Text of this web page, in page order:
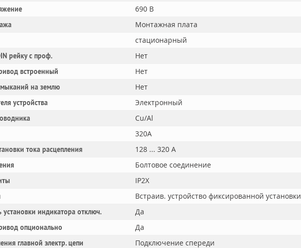
690 В
Монтажная плата
стационарный
рейку с проф. Нет
встроенный Нет
на землю Нет
устройства Электронный
Cu/Al
320A
тока расцепления 128 ... 320 А
Болтовое соединение
IP2X
Встраив. устройство фиксированной установки
индикатора отключ. Да
опционально Да
главной электр. цепи Подключение спереди